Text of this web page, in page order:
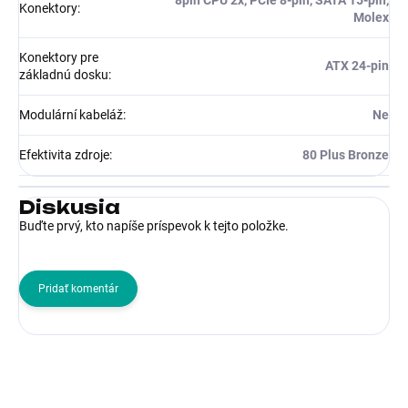
Konektory:
Molex
Konektory pre
základnú dosku:
ATX 24-pin
Modulární kabeláž: Ne
Efektivita zdroje: 80 Plus Bronze
Diskusia
Buďte prvý, kto napíše príspevok k tejto položke.
Pridať komentár